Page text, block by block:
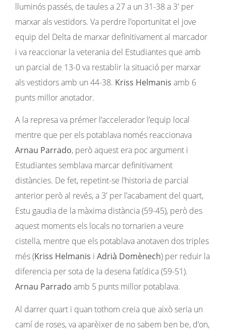
lluminós passés, de taules a 27 a un 31-38 a 3′ per
marxar als vestidors. Va perdre l’oportunitat el jove
equip del Delta de marxar definitivament al marcador
i va reaccionar la veterania del Estudiantes que amb
un parcial de 13-0 va restablir la situació per marxar
als vestidors amb un 44-38. Kriss Helmanis amb 6
punts millor anotador.
A la represa va prémer l’accelerador l’equip local
mentre que per els potablava només reaccionava
Arnau Parrado, però aquest era poc argument i
Estudiantes semblava marcar definitivament
distàncies. De fet, repetint-se l’historia de parcial
anterior però al revés, a 3′ per l’acabament del quart,
Estu gaudia de la màxima distància (59-45), però des
aquest moments els locals no tornarien a veure
cistella, mentre que els potablava anotaven dos triples
més (Kriss Helmanis i Adrià Domènech) per reduir la
diferencia per sota de la desena fatídica (59-51).
Arnau Parrado amb 5 punts millor potablava.
Al darrer quart i quan tothom creia que això seria un
camí de roses, va aparèixer de no sabem ben be, d’on,